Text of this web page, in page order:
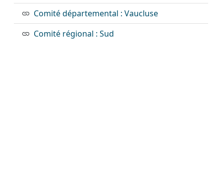
Comité départemental : Vaucluse
Comité régional : Sud